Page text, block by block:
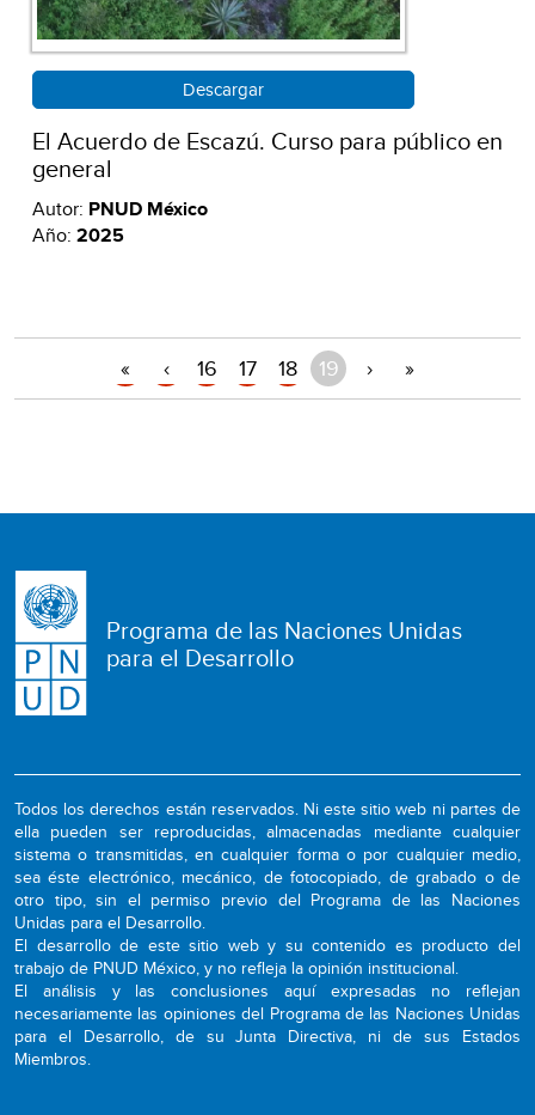
Descargar
El Acuerdo de Escazú. Curso para público en
general
Autor: PNUD México
Año: 2025
« ‹ 16 17 18 19 › »
Programa de las Naciones Unidas
para el Desarrollo
Todos los derechos están reservados. Ni este sitio web ni partes de
ella pueden ser reproducidas, almacenadas mediante cualquier
sistema o transmitidas, en cualquier forma o por cualquier medio,
sea éste electrónico, mecánico, de fotocopiado, de grabado o de
otro tipo, sin el permiso previo del Programa de las Naciones
Unidas para el Desarrollo.
El desarrollo de este sitio web y su contenido es producto del
trabajo de PNUD México, y no refleja la opinión institucional.
El análisis y las conclusiones aquí expresadas no reflejan
necesariamente las opiniones del Programa de las Naciones Unidas
para el Desarrollo, de su Junta Directiva, ni de sus Estados
Miembros.